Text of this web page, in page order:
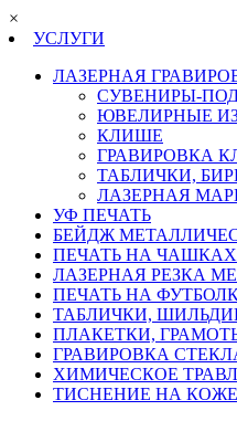
×
УСЛУГИ
ЛАЗЕРНАЯ
СУВЕНИРЫ-
ЮВЕЛИРНЫЕ
КЛИШЕ
ГРАВИРОВКА
ТАБЛИЧКИ,
ЛАЗЕРНАЯ
УФ ПЕЧАТЬ
БЕЙДЖ
ПЕЧАТЬ НА ЧАШКАХ
ЛАЗЕРНАЯ РЕЗКА
ПЕЧАТЬ НА
ТАБЛИЧКИ,
ПЛАКЕТКИ,
ГРАВИРОВКА
ХИМИЧЕСКОЕ
ТИСНЕНИЕ НА КОЖЕ